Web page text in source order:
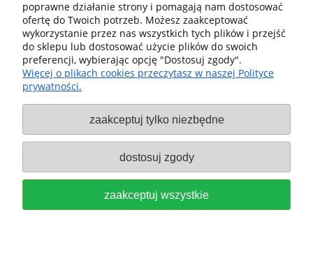
mobilny CLEANTEC 577898
3 359,00 zł
do koszyka
FESTOOL OKLEINIARKA DO
poprawne działanie strony i pomagają nam dostosować
ofertę do Twoich potrzeb. Możesz zaakceptować
wykorzystanie przez nas wszystkich tych plików i przejść
do sklepu lub dostosować użycie plików do swoich
preferencji, wybierając opcję "Dostosuj zgody".
Więcej o plikach cookies przeczytasz w naszej Polityce
prywatności.
zaakceptuj tylko niezbędne
dostosuj zgody
zaakceptuj wszystkie